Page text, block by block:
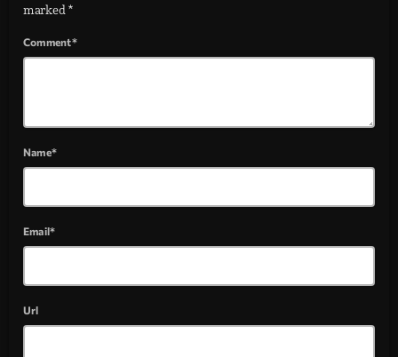
marked *
Comment*
Name*
Email*
Url